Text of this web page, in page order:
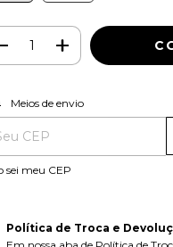
para o CEP:
Meios de envio
sei meu CEP
Política de Troca e